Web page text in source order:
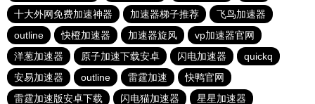
十大外网免费加速神器
加速器梯子推荐
飞鸟加速器
outline
快橙加速器 加速器旋风
vp加速器官网
洋葱加速器
原子加速下载安卓 闪电加速器
quickq
安易加速器
outline 雷霆加速
快鸭官网
雷霆加速版安卓下载
闪电猫加速器 星星加速器